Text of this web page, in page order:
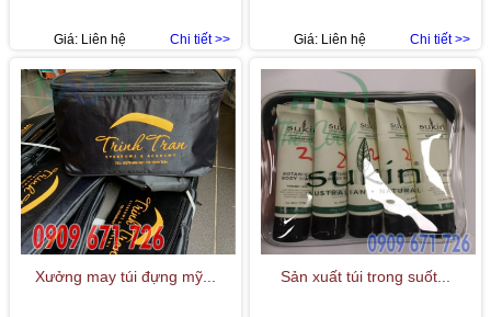
Chi tiết >>
Giá: Liên hệ Chi tiết >>
Giá: Liên hệ
Xưởng may túi đựng mỹ... Sản xuất túi trong suốt...